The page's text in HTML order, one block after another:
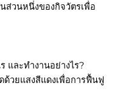
ส่วนหนึ่งของกิจวัตรเพื่อ
และทำงานอย่างไร?
ด้วยแสงสีแดงเพื่อการฟื้นฟู